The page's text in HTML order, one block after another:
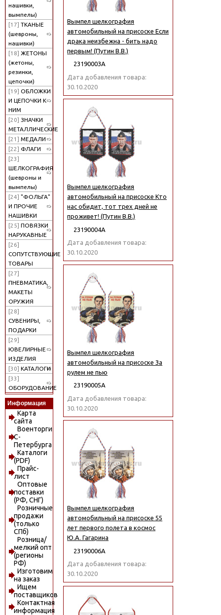
нашивки,
вымпелы)
[17] ТКАНЫЕ
(шевроны,
нашивки)
[18] ЖЕТОНЫ
(жетоны,
резинки,
цепочки)
[19] ОБЛОЖКИ
И ЦЕПОЧКИ К
НИМ
[20] ЗНАЧКИ
МЕТАЛЛИЧЕСКИЕ
[21] МЕДАЛИ
[22] ФЛАГИ
[23]
ШЕЛКОГРАФИЯ
(шевроны и
вымпелы)
[24] "ФОЛЬГА"
И ПРОЧИЕ
НАШИВКИ
[25] ПОВЯЗКИ
НАРУКАВНЫЕ
[26]
СОПУТСТВУЮЩИЕ
ТОВАРЫ
[27]
ПНЕВМАТИКА,
МАКЕТЫ
ОРУЖИЯ
[28]
СУВЕНИРЫ,
ПОДАРКИ
[29]
ЮВЕЛИРНЫЕ
ИЗДЕЛИЯ
[30] КАТАЛОГИ
[33]
ОБОРУДОВАНИЕ
Информация
Карта
сайта
Военторги
С-
Петербурга
Каталоги
(PDF)
Прайс-
лист
Оптовые
поставки
(РФ, СНГ)
Розничные
продажи
(только
СПб)
Розница/
мелкий опт
(регионы
РФ)
Изготовим
на заказ
Ищем
поставщиков
Контактная
информация
Вымпел шелкография
автомобильный на присоске Если
драка неизбежна - бить надо
первым! (Путин В.В.)
23190003А
Дата добавления товара:
30.10.2020
Вымпел шелкография
автомобильный на присоске Кто
нас обидит, тот трех дней не
проживет! (Путин В.В.)
23190004А
Дата добавления товара:
30.10.2020
Вымпел шелкография
автомобильный на присоске За
рулем не пью
23190005А
Дата добавления товара:
30.10.2020
Вымпел шелкография
автомобильный на присоске 55
лет первого полета в космос
Ю.А. Гагарина
23190006А
Дата добавления товара:
30.10.2020